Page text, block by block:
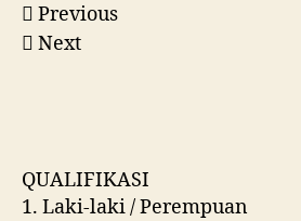
Previous
Next
QUALIFIKASI
1. Laki-laki / Perempuan